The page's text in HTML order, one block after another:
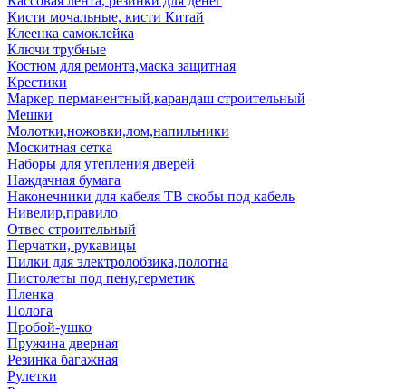
Кисти мочальные, кисти Китай
Клеенка самоклейка
Ключи трубные
Костюм для ремонта,маска защитная
Крестики
Маркер перманентный,карандаш строительный
Мешки
Молотки,ножовки,лом,напильники
Москитная сетка
Наборы для утепления дверей
Наждачная бумага
Наконечники для кабеля ТВ скобы под кабель
Нивелир,правило
Отвес строительный
Перчатки, рукавицы
Пилки для электролобзика,полотна
Пистолеты под пену,герметик
Пленка
Полога
Пробой-ушко
Пружина дверная
Резинка багажная
Рулетки